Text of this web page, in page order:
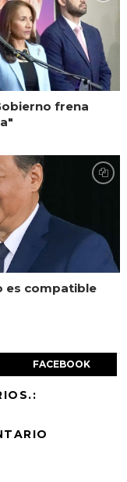
frena
es compatible
FACEBOOK